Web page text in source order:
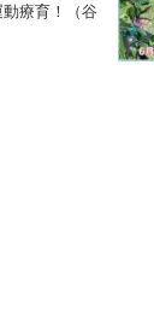
療育！（谷